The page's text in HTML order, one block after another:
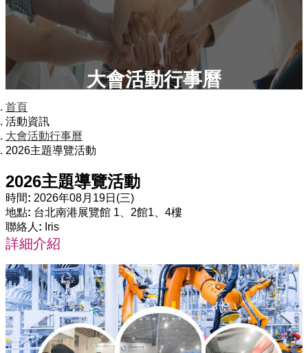
大會活動行事曆
首頁
活動資訊
大會活動行事曆
2026主題導覽活動
2026主題導覽活動
時間: 2026年08月19日(三)
地點: 台北南港展覽館 1、2館1、4樓
聯絡人: Iris
詳細介紹